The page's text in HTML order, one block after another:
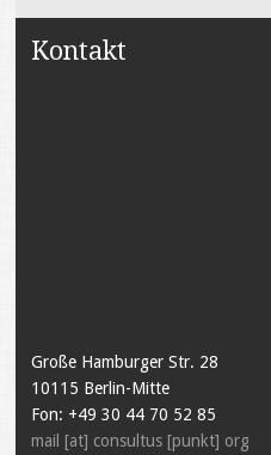
Kontakt
Große Hamburger Str. 28
10115 Berlin-Mitte
Fon: +49 30 44 70 52 85
mail [at] consultus [punkt] org